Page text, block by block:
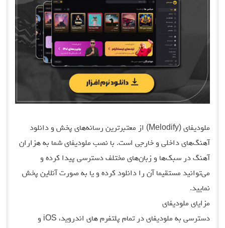
ملودیفای (Melodify) از معتبرترین رسانه‌های پخش و دانلود
آهنگ‌های داخلی و خارجی است. با نصب ملودیفای شما به هزاران
آهنگ در سبک‌ها و زبان‌های مختلف دسترسی پیدا کرده و
می‌توانید مستقیما آن را دانلود کرده و یا به صورت آنلاین پخش
نمایید.
مزایای ملودیفای
دسترسی به ملودیفای در تمام پلتفرم های اندروید، iOS و